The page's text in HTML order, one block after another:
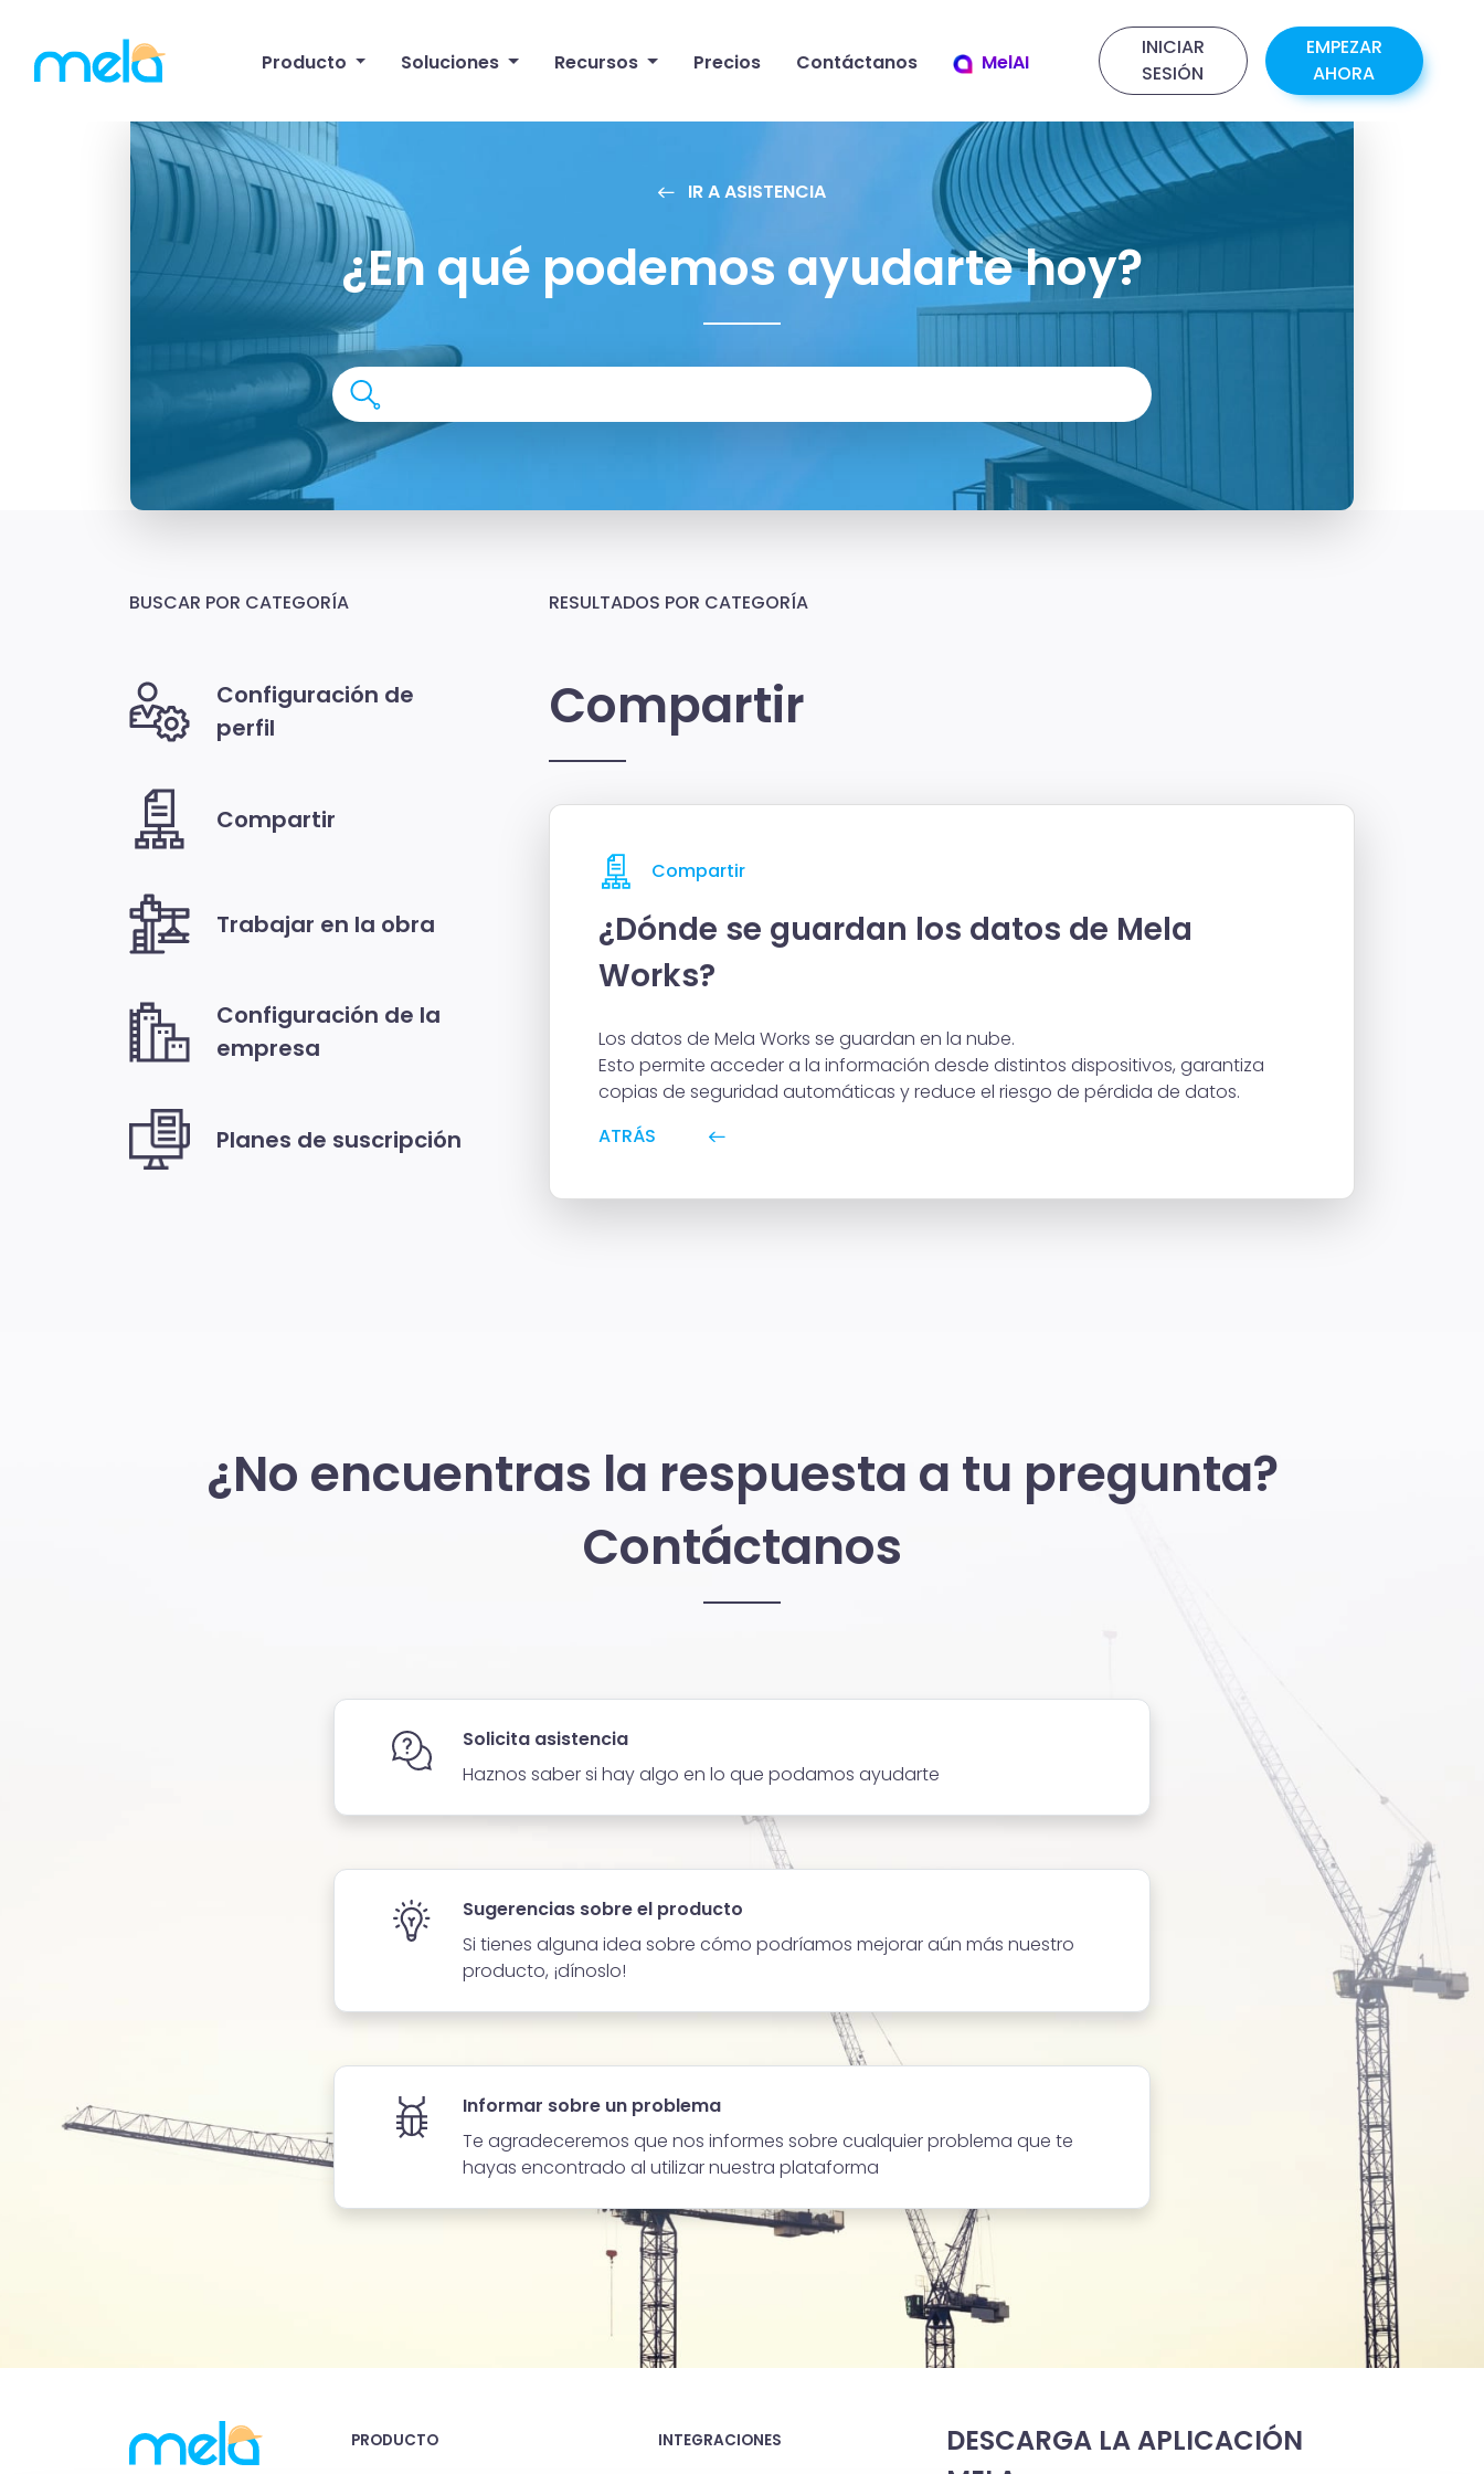
Producto Soluciones Recursos Precios Contáctanos MelAI
INICIAR
SESIÓN
EMPEZAR
AHORA
IR A ASISTENCIA
¿En qué podemos ayudarte hoy?
BUSCAR POR CATEGORÍA
Configuración de
perfil
Compartir
Trabajar en la obra
Configuración de la
empresa
Planes de suscripción
RESULTADOS POR CATEGORÍA
Compartir
Compartir
¿Dónde se guardan los datos de Mela
Works?
Los datos de Mela Works se guardan en la nube.
Esto permite acceder a la información desde distintos dispositivos, garantiza
copias de seguridad automáticas y reduce el riesgo de pérdida de datos.
ATRÁS
¿No encuentras la respuesta a tu pregunta?
Contáctanos
Solicita asistencia
Haznos saber si hay algo en lo que podamos ayudarte
Sugerencias sobre el producto
Si tienes alguna idea sobre cómo podríamos mejorar aún más nuestro
producto, ¡dínoslo!
Informar sobre un problema
Te agradeceremos que nos informes sobre cualquier problema que te
hayas encontrado al utilizar nuestra plataforma
PRODUCTO
INTEGRACIONES
DESCARGA LA APLICACIÓN